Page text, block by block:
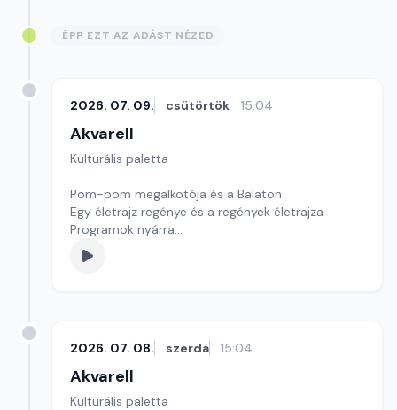
ÉPP EZT AZ ADÁST NÉZED
2026. 07. 09. csütörtök 15:04
Akvarell
Kulturális paletta
Pom-pom megalkotója és a Balaton
Egy életrajz regénye és a regények életrajza
Programok nyárra
Szerkesztő: Nagy György András
2026. 07. 08. szerda 15:04
Akvarell
Kulturális paletta